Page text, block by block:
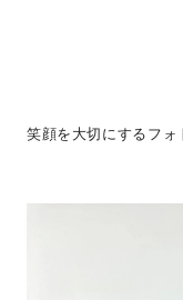
笑顔を大切にするフォ